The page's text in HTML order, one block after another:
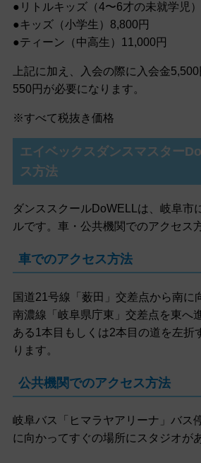
●リトルキッズ（4〜6才の未就学児
●キッズ（小学生）8,800円
●ティーン（中高生）11,000円
上記に加え、入会の際に入会金
550円が必要になります。
※すべて税抜き価格
エイベックスダンスマスター
ス方法
ダンススクールDoWELLは、岐阜市
ルです。車・公共機関でのアクセス
車でのアクセス方法
国道21号線「薮田」交差点から南に
南濃線「岐阜県庁東」交差点を東へ
ある1本目もしくは2本目の道を左折
ります。
公共機関でのアクセス方法
岐阜バス「ヒマラヤアリーナ」バス
に向かってすぐの場所にスタジオが